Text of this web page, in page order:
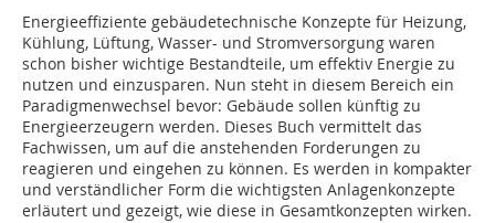
Energieeffiziente gebäudetechnische Konzepte für ­Heizung,
Kühlung, Lüftung, Wasser- und Stromversorgung waren
schon bisher wichtige Bestandteile, um effektiv Energie zu
nutzen und einzusparen. Nun steht in diesem Bereich ein
Paradigmenwechsel bevor: Gebäude sollen künftig zu
Energieerzeugern werden. Dieses Buch vermittelt das
Fachwissen, um auf die anstehenden Forderungen zu
reagieren und eingehen zu können. Es werden in kompakter
und verständlicher Form die wichtigsten Anlagenkonzepte
er­­läutert und gezeigt, wie diese in Gesamtkonzepten wirken.